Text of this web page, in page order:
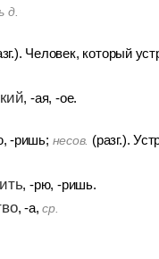
д.
Человек, который
, -ая, -ое.
-ришь; несов. (разг.).
, -рю, -ришь.
, -а,ср.